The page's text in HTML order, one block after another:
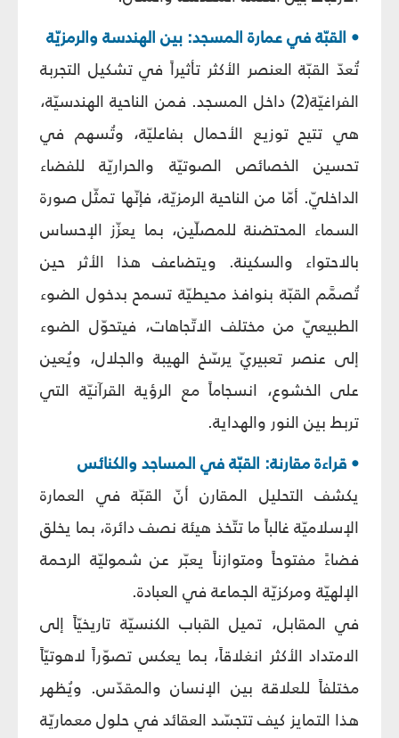
• القبّة في عمارة المسجد: بين الهندسة والرمزيّة
تُعدّ القبّة العنصر الأكثر تأثيراً في تشكيل التجربة
الفراغيّة(2) داخل المسجد. فمن الناحية الهندسيّة،
هي تتيح توزيع الأحمال بفاعليّة، وتُسهم في
تحسين الخصائص الصوتيّة والحراريّة للفضاء
الداخليّ. أمّا من الناحية الرمزيّة، فإنّها تمثّل صورة
السماء المحتضنة للمصلّين، بما يعزّز الإحساس
بالاحتواء والسكينة. ويتضاعف هذا الأثر حين
تُصمَّم القبّة بنوافذ محيطيّة تسمح بدخول الضوء
الطبيعيّ من مختلف الاتّجاهات، فيتحوّل الضوء
إلى عنصر تعبيريّ يرسّخ الهيبة والجلال، ويُعين
على الخشوع، انسجاماً مع الرؤية القرآنيّة التي
تربط بين النور والهداية.
• قراءة مقارنة: القبّة في المساجد والكنائس
يكشف التحليل المقارن أنّ القبّة في العمارة
الإسلاميّة غالباً ما تتّخذ هيئة نصف دائرة، بما يخلق
فضاءً مفتوحاً ومتوازناً يعبّر عن شموليّة الرحمة
الإلهيّة ومركزيّة الجماعة في العبادة.
في المقابل، تميل القباب الكنسيّة تاريخيّاً إلى
الامتداد الأكثر انغلاقاً، بما يعكس تصوّراً لاهوتيّاً
مختلفاً للعلاقة بين الإنسان والمقدّس. ويُظهر
هذا التمايز كيف تتجسّد العقائد في حلول معماريّة